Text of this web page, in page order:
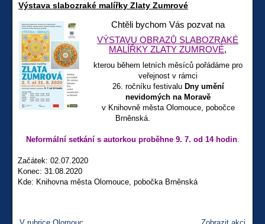
Výstava slabozraké malířky Zlaty Zumrové
Chtěli bychom Vás pozvat na
VÝSTAVU OBRAZŮ SLABOZRAKÉ
MALÍŘKY ZLATY ZUMROVÉ,
kterou během letních měsíců pořádáme pro
veřejnost v rámci
26. ročníku festivalu Dny umění
nevidomých na Moravě
v Knihovně města Olomouce, pobočce
Brněnská.
Neformální setkání s autorkou proběhne 9. 7. od 14 hodin.
Začátek: 02.07.2020
Konec: 31.08.2020
Kde: Knihovna města Olomouce, pobočka Brněnská